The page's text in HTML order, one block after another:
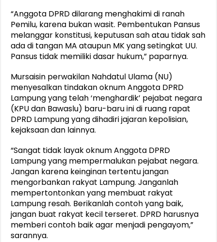
“Anggota DPRD dilarang menghakimi di ranah
Pemilu, karena bukan wasit. Pembentukan Pansus
melanggar konstitusi, keputusan sah atau tidak sah
ada di tangan MA ataupun MK yang setingkat UU.
Pansus tidak memiliki dasar hukum,” paparnya.
Mursaisin perwakilan Nahdatul Ulama (NU)
menyesalkan tindakan oknum Anggota DPRD
Lampung yang telah ‘menghardik’ pejabat negara
(KPU dan Bawaslu) baru-baru ini di ruang rapat
DPRD Lampung yang dihadiri jajaran kepolisian,
kejaksaan dan lainnya.
“Sangat tidak layak oknum Anggota DPRD
Lampung yang mempermalukan pejabat negara.
Jangan karena keinginan tertentu jangan
mengorbankan rakyat Lampung. Janganlah
mempertontonkan yang membuat rakyat
Lampung resah. Berikanlah contoh yang baik,
jangan buat rakyat kecil terseret. DPRD harusnya
memberi contoh baik agar menjadi pengayom,”
sarannya.